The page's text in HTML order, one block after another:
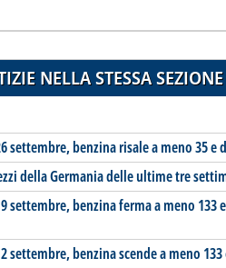
NELLA STESSA SEZIONE
settembre, benzina risale a meno 35 e
della Germania delle ultime tre
settembre, benzina ferma a meno 133
settembre, benzina scende a meno